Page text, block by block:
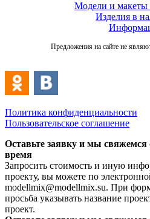
Модели и макеты
Изделия в
Предложения на сайте не
Политика конфиденциальности
Пользовательское соглашение
Оставьте заявку и мы
время
Запросить стоимость и иную
проекту, вы можете по
modellmix@modellmix.su. При
просьба указывать название
проект.